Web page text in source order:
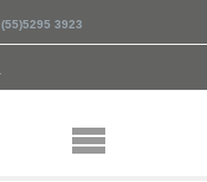
(55)5295 3923